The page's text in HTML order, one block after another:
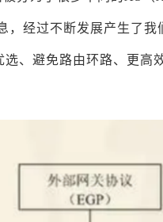
经过不断发展产生了我
、避免路由环路、更高